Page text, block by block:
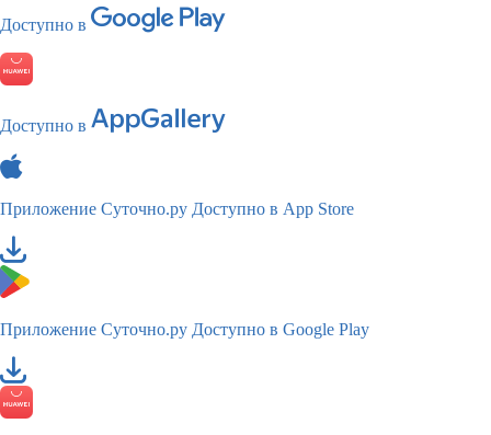
Доступно в
Доступно в
Приложение Суточно.ру Доступно в App Store
Приложение Суточно.ру Доступно в Google Play